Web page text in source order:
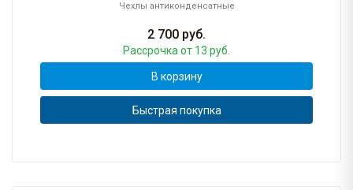
Чехлы антиконденсатные
2 700 руб.
Рассрочка от 13 руб.
В корзину
Быстрая покупка